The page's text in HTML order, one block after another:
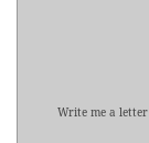
Write me a letter